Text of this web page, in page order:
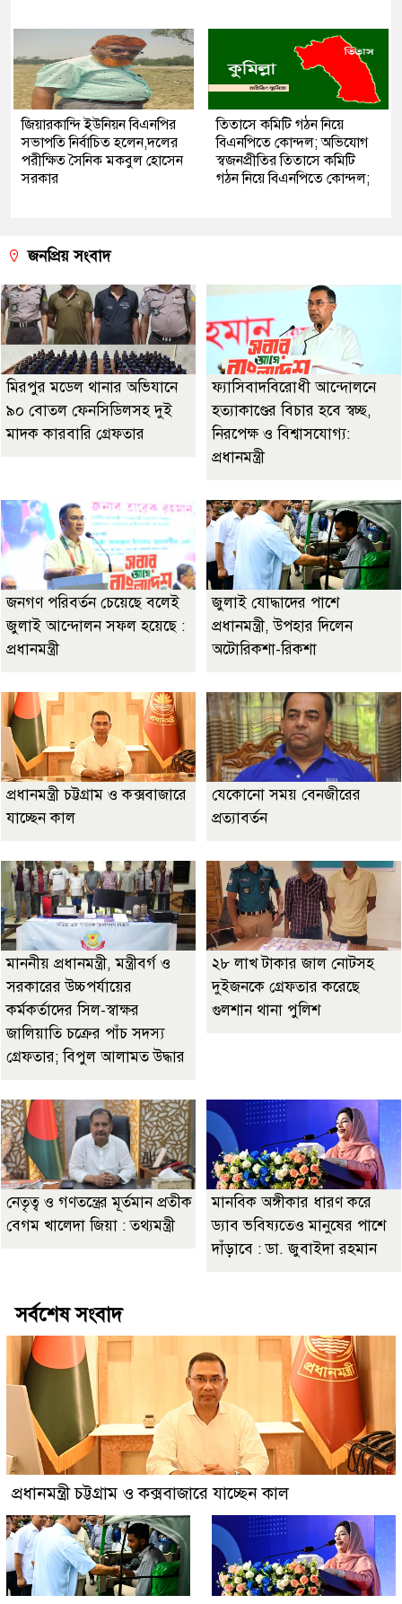
জিয়ারকান্দি ইউনিয়ন বিএনপির
সভাপতি নির্বাচিত হলেন,দলের
পরীক্ষিত সৈনিক মকবুল হোসেন
সরকার
তিতাসে কমিটি গঠন নিয়ে
বিএনপিতে কোন্দল; অভিযোগ
স্বজনপ্রীতির তিতাসে কমিটি
গঠন নিয়ে বিএনপিতে কোন্দল;
জনপ্রিয় সংবাদ
মিরপুর মডেল থানার অভিযানে
৯০ বোতল ফেনসিডিলসহ দুই
মাদক কারবারি গ্রেফতার
ফ্যাসিবাদবিরোধী আন্দোলনে
হত্যাকাণ্ডের বিচার হবে স্বচ্ছ,
নিরপেক্ষ ও বিশ্বাসযোগ্য:
প্রধানমন্ত্রী
জনগণ পরিবর্তন চেয়েছে বলেই
জুলাই আন্দোলন সফল হয়েছে :
প্রধানমন্ত্রী
জুলাই যোদ্ধাদের পাশে
প্রধানমন্ত্রী, উপহার দিলেন
অটোরিকশা-রিকশা
প্রধানমন্ত্রী চট্টগ্রাম ও কক্সবাজারে
যাচ্ছেন কাল
যেকোনো সময় বেনজীরের
প্রত্যাবর্তন
মাননীয় প্রধানমন্ত্রী, মন্ত্রীবর্গ ও
সরকারের উচ্চপর্যায়ের
কর্মকর্তাদের সিল-স্বাক্ষর
জালিয়াতি চক্রের পাঁচ সদস্য
গ্রেফতার; বিপুল আলামত উদ্ধার
২৮ লাখ টাকার জাল নোটসহ
দুইজনকে গ্রেফতার করেছে
গুলশান থানা পুলিশ
নেতৃত্ব ও গণতন্ত্রের মূর্তমান প্রতীক
বেগম খালেদা জিয়া : তথ্যমন্ত্রী
মানবিক অঙ্গীকার ধারণ করে
ড্যাব ভবিষ্যতেও মানুষের পাশে
দাঁড়াবে : ডা. জুবাইদা রহমান
সর্বশেষ সংবাদ
প্রধানমন্ত্রী চট্টগ্রাম ও কক্সবাজারে যাচ্ছেন কাল